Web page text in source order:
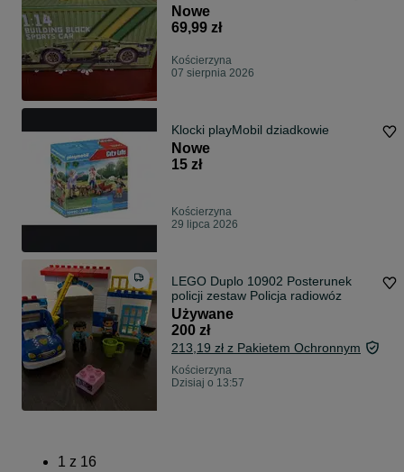
Nowe
69,99 zł
Kościerzyna
07 sierpnia 2026
Klocki playMobil dziadkowie
Nowe
15 zł
Kościerzyna
29 lipca 2026
LEGO Duplo 10902 Posterunek
policji zestaw Policja radiowóz
Używane
200 zł
213,19 zł z Pakietem Ochronnym
Kościerzyna
Dzisiaj o 13:57
1 z 16